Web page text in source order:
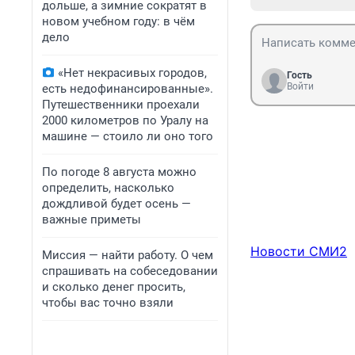
дольше, а зимние сократят в
новом учебном году: в чём
дело
«Нет некрасивых городов,
есть недофинансированные».
Путешественники проехали
2000 километров по Уралу на
машине — стоило ли оно того
По погоде 8 августа можно
определить, насколько
дождливой будет осень —
важные приметы
Миссия — найти работу. О чем
спрашивать на собеседовании
и сколько денег просить,
чтобы вас точно взяли
Гость
Войти
Новости СМИ2